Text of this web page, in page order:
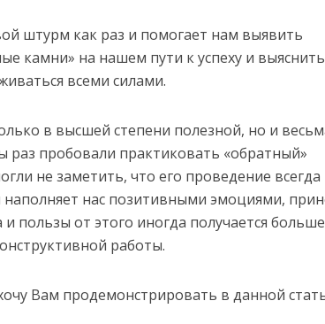
штурм как раз и помогает нам выявить
камни» на нашем пути к успеху и
всеми силами.
в высшей степени полезной, но и
раз пробовали практиковать «обратный»
не заметить, что его проведение всегда
нас позитивными эмоциями,
пользы от этого иногда получается
работы.
Вам продемонстрировать в данной